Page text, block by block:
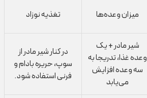
میزان وعده‌ها تغذیه نوزاد
شیر مادر + یک
وعده غذا، تدریجا به
سه وعده افزایش
می‌یابد
در کنار شیر مادر از
سوپ، حریره بادام و
فرنی استفاده شود.